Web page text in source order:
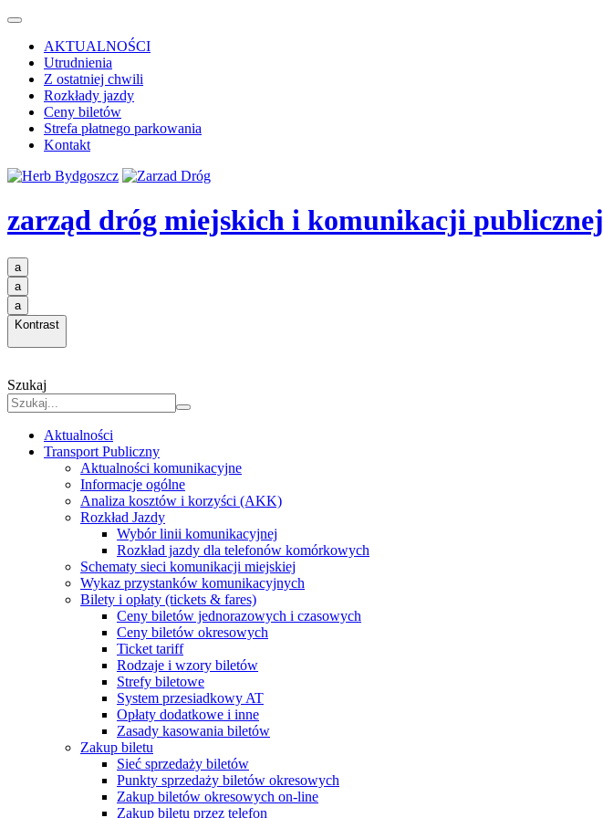
AKTUALNOŚCI
Utrudnienia
Z ostatniej chwili
Rozkłady jazdy
Ceny biletów
Strefa płatnego parkowania
Kontakt
zarząd dróg miejskich i komunikacji publicznej
a
a
a
Kontrast
Szukaj
Aktualności
Transport Publiczny
Aktualności komunikacyjne
Informacje ogólne
Analiza kosztów i korzyści (AKK)
Rozkład Jazdy
Wybór linii komunikacyjnej
Rozkład jazdy dla telefonów komórkowych
Schematy sieci komunikacji miejskiej
Wykaz przystanków komunikacyjnych
Bilety i opłaty (tickets & fares)
Ceny biletów jednorazowych i czasowych
Ceny biletów okresowych
Ticket tariff
Rodzaje i wzory biletów
Strefy biletowe
System przesiadkowy AT
Opłaty dodatkowe i inne
Zasady kasowania biletów
Zakup biletu
Sieć sprzedaży biletów
Punkty sprzedaży biletów okresowych
Zakup biletów okresowych on-line
Zakup biletu przez telefon